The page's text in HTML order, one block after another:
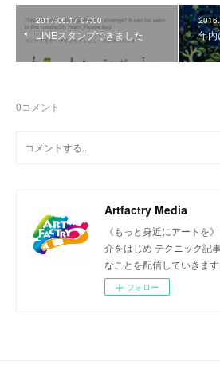
2017.06.17 07:00
LINEスタンプできました 年内
0コメント
Artfactry Media
《もっと身近にアートを
介をはじめ テクニック記
なことを配信していきます
フォロー